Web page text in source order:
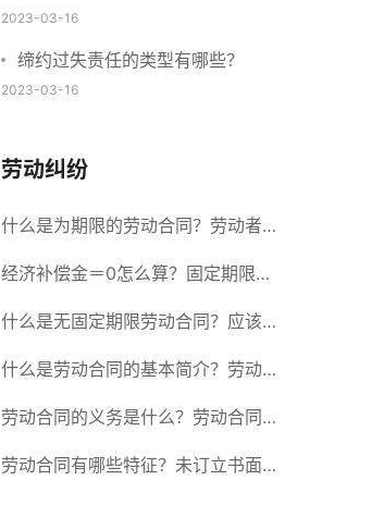
么？怎么区分雇佣合同和承揽合
同？
2023-03-16
缔约过失责任的类型有哪些？
2023-03-16
劳动纠纷
什么是为期限的劳动合同？劳动者解
除合同的15种情形
经济补偿金＝0怎么算？固定期限劳
动合同又称什么？
什么是无固定期限劳动合同？应该怎
么解除或终止劳动合同？
什么是劳动合同的基本简介？劳动合
同的形式
劳动合同的义务是什么？劳动合同应
具备哪些条款？
劳动合同有哪些特征？未订立书面劳